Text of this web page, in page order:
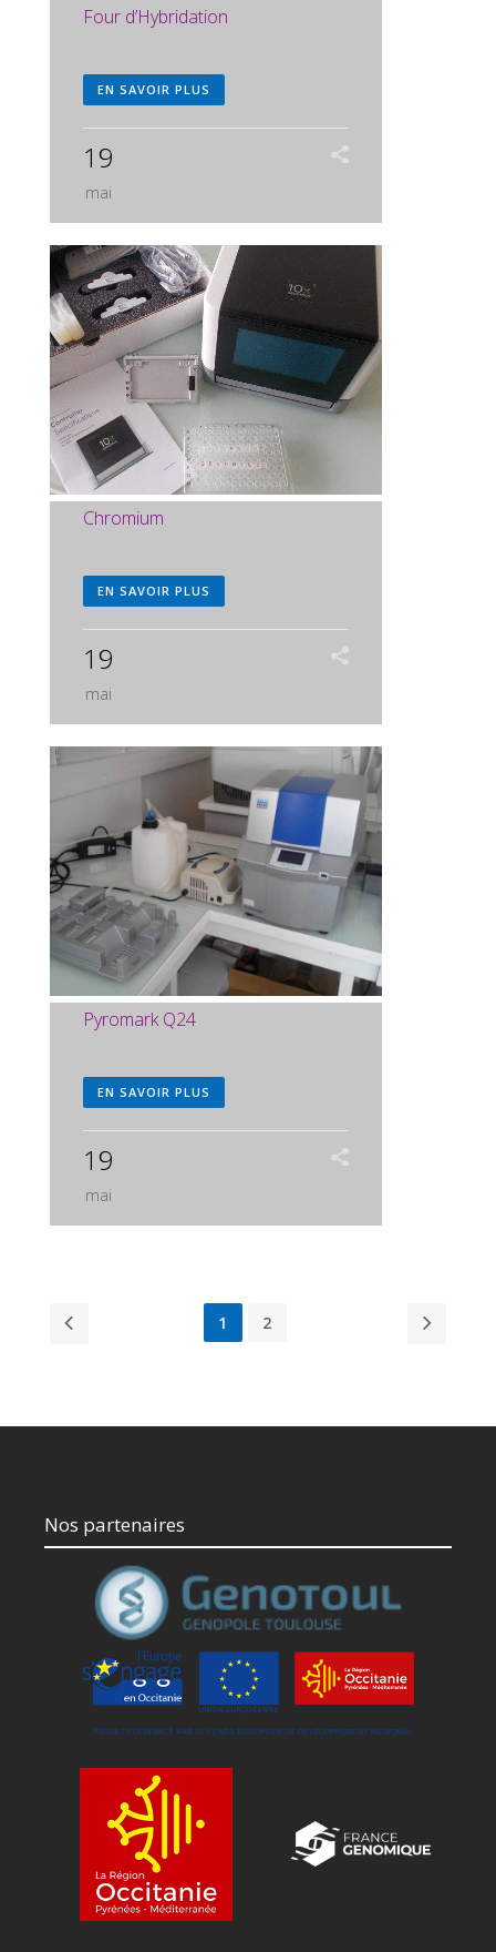
Four d’Hybridation
EN SAVOIR PLUS
19
mai
Chromium
EN SAVOIR PLUS
19
mai
Pyromark Q24
EN SAVOIR PLUS
19
mai
1 2
Nos partenaires